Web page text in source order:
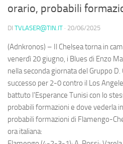
orario, probabili
DI TVLASER@TIN.IT · 20/06/2025
(Adnkronos) – Il Chelsea torna in
venerdì 20 giugno, i Blues di Enzo
nella seconda giornata del Gruppo D.
successo per 2-0 contro il Los
battuto l'Esperance Tunisi con lo
probabili formazioni e dove vederla
probabili formazioni di Flamengo-
ora italiana: